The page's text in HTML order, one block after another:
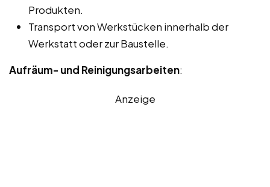
Produkten.
Transport von Werkstücken innerhalb der
Werkstatt oder zur Baustelle.
Aufräum- und Reinigungsarbeiten:
Anzeige